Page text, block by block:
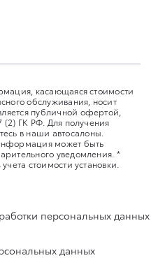
касающаяся стоимости
обслуживания, носит
публичной офертой,
ГК РФ. Для получения
в наши автосалоны.
может быть
уведомления. *
стоимости установки.
персональных данных
данных